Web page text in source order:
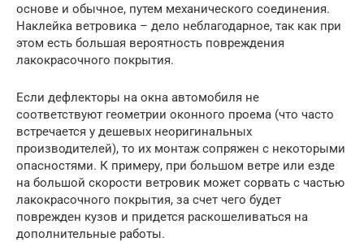
основе и обычное, путем механического соединения.
Наклейка ветровика – дело неблагодарное, так как при
этом есть большая вероятность повреждения
лакокрасочного покрытия.
Если дефлекторы на окна автомобиля не
соответствуют геометрии оконного проема (что часто
встречается у дешевых неоригинальных
производителей), то их монтаж сопряжен с некоторыми
опасностями. К примеру, при большом ветре или езде
на большой скорости ветровик может сорвать с частью
лакокрасочного покрытия, за счет чего будет
поврежден кузов и придется раскошеливаться на
дополнительные работы.